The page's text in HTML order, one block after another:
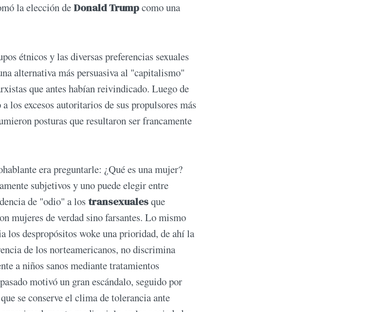
la elección de Donald Trumpcomo una
étnicos y las diversas preferencias sexuales
alternativa más persuasiva al "capitalismo"
que antes habían reivindicado. Luego de
los excesos autoritarios de sus propulsores más
posturas que resultaron ser francamente
era preguntarle: ¿Qué es una mujer?
subjetivos y uno puede elegir entre
de "odio" a lostransexualesque
mujeres de verdad sino farsantes. Lo mismo
los despropósitos woke una prioridad, de ahí la
de los norteamericanos, no discrimina
a niños sanos mediante tratamientos
motivó un gran escándalo, seguido por
se conserve el clima de tolerancia ante